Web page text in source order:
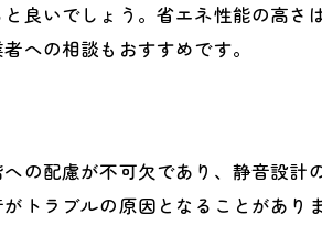
良いでしょう。省エネ性能の高さ
への相談もおすすめです。
の配慮が不可欠であり、静音設計
トラブルの原因となることがありま